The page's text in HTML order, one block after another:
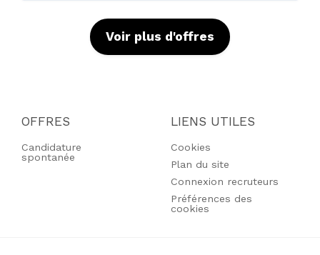
Voir plus d'offres
OFFRES
Candidature
spontanée
LIENS UTILES
Cookies
Plan du site
Connexion recruteurs
Préférences des
cookies